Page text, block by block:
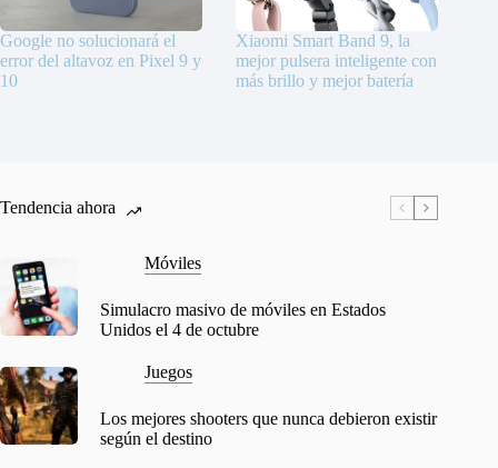
Google no solucionará el
error del altavoz en Pixel 9 y
10
Xiaomi Smart Band 9, la
mejor pulsera inteligente con
más brillo y mejor batería
Tendencia ahora
Móviles
Simulacro masivo de móviles en Estados
Unidos el 4 de octubre
Juegos
Los mejores shooters que nunca debieron existir
según el destino